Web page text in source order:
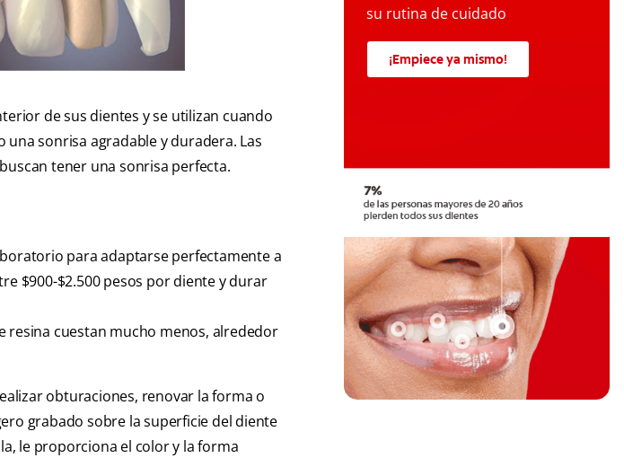
de sus dientes y se utilizan cuando
sonrisa agradable y duradera. Las
tener una sonrisa perfecta.
para adaptarse perfectamente a
$900-$2.500 pesos por diente y durar
resina cuestan mucho menos, alrededor
obturaciones, renovar la forma o
grabado sobre la superficie del diente
le proporciona el color y la forma
su rutina de cuidado
¡Empiece ya mismo!